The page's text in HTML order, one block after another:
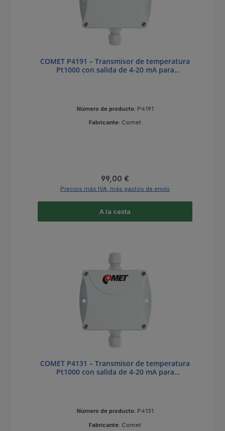
COMET P4191 – Transmisor de temperatura
Pt1000 con salida de 4-20 mA para
Número de producto: P4191
Fabricante: Comet
Precio normal:
99,00 €
Precios más IVA, más gastos de envío
A la cesta
COMET P4131 – Transmisor de temperatura
Pt1000 con salida de 4-20 mA para
Número de producto: P4131
Fabricante: Comet